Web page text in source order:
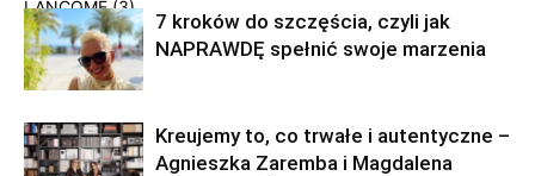
7 kroków do szczęścia, czyli jak
NAPRAWDĘ spełnić swoje marzenia
Kreujemy to, co trwałe i autentyczne –
Agnieszka Zaremba i Magdalena